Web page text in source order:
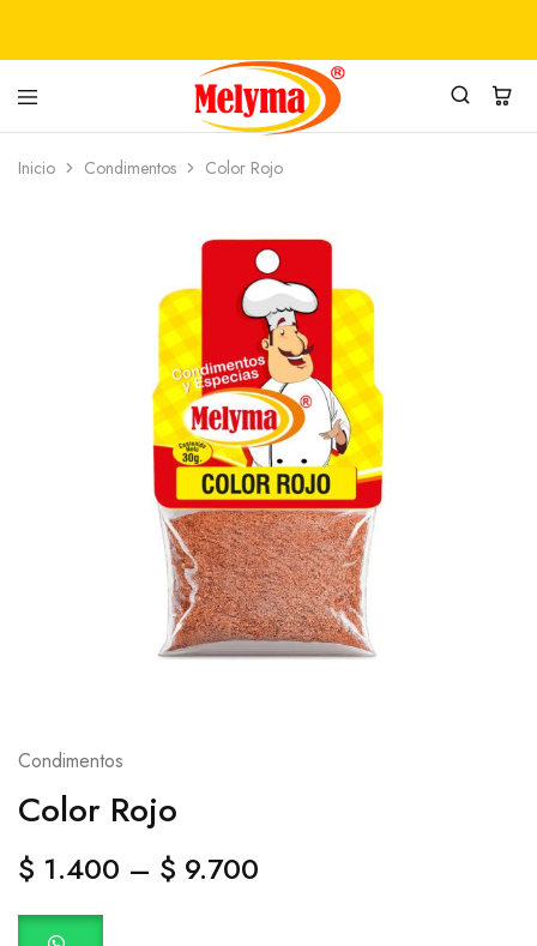
PRODUCTOS
ALIMENTICIOS
MELYMA
SAS
Inicio Condimentos Color Rojo
Condimentos
Color Rojo
$ 1.400 – $ 9.700